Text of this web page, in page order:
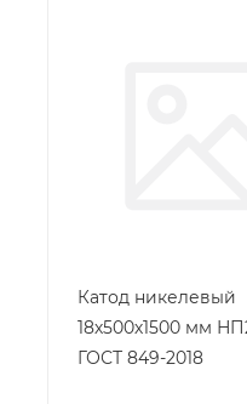
Катод никелевый
18х500х1500 мм
ГОСТ 849-2018